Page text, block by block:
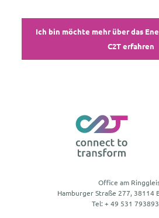
Ich bin möchte mehr über das
C2T erfahren
Office am
Hamburger Straße 277, 38114
Tel: + 49 531